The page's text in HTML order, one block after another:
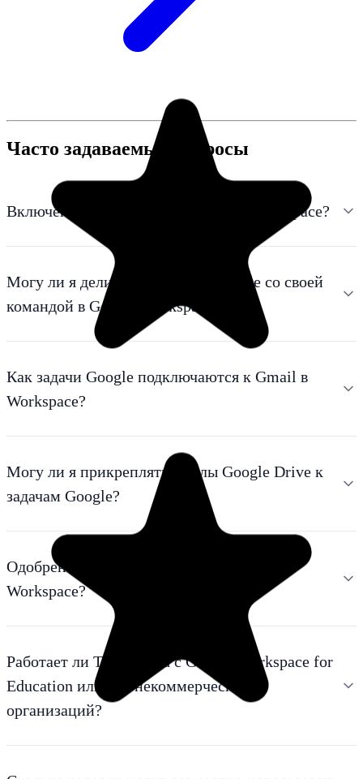
Часто задаваемые вопросы
Включен ли Google Tasks в Google Workspace?
Могу ли я делиться задачами Google со своей
командой в Google Workspace?
Как задачи Google подключаются к Gmail в
Workspace?
Могу ли я прикреплять файлы Google Drive к
задачам Google?
Одобрен ли TasksBoard для сред Google
Workspace?
Работает ли TasksBoard с Google Workspace for
Education или для некоммерческих
организаций?